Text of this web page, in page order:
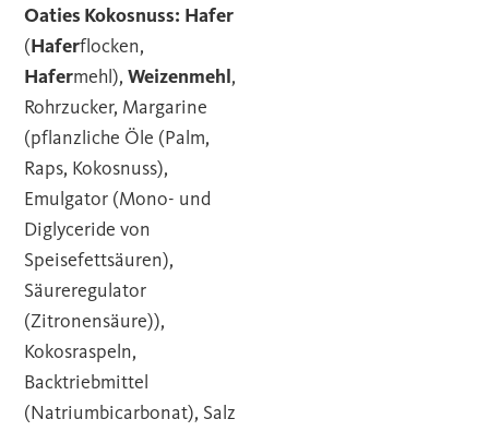
Oaties Kokosnuss: Hafer
(Haferflocken,
Hafermehl), Weizenmehl,
Rohrzucker, Margarine
(pflanzliche Öle (Palm,
Raps, Kokosnuss),
Emulgator (Mono- und
Diglyceride von
Speisefettsäuren),
Säureregulator
(Zitronensäure)),
Kokosraspeln,
Backtriebmittel
(Natriumbicarbonat), Salz